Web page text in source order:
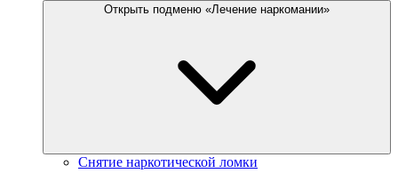
Открыть подменю «Лечение наркомании»
Снятие наркотической ломки